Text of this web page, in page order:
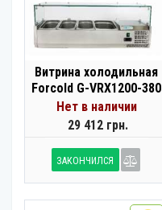
Витрина холодильная
Forcold G-VRX1200-380
Нет в наличии
29 412 грн.
ЗАКОНЧИЛСЯ